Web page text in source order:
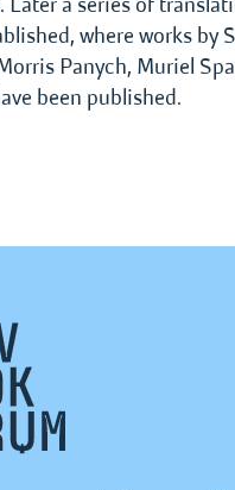
where works by
Panych, Muriel
been published.